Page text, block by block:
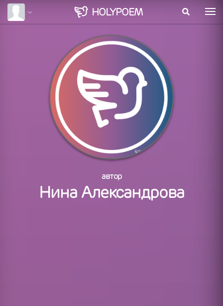
HOLYPOEM
автор
Нина Александрова